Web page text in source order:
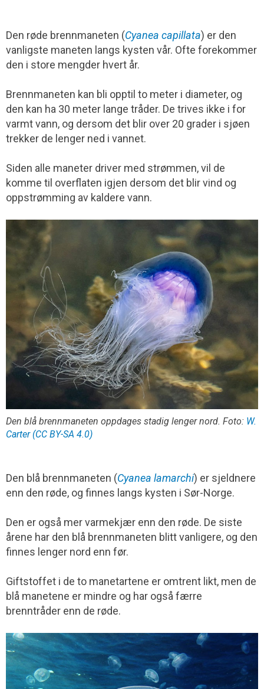
Den røde brennmaneten (Cyanea capillata) er den
vanligste maneten langs kysten vår. Ofte forekommer
den i store mengder hvert år.
Brennmaneten kan bli opptil to meter i diameter, og
den kan ha 30 meter lange tråder. De trives ikke i for
varmt vann, og dersom det blir over 20 grader i sjøen
trekker de lenger ned i vannet.
Siden alle maneter driver med strømmen, vil de
komme til overflaten igjen dersom det blir vind og
oppstrømming av kaldere vann.
Den blå brennmaneten oppdages stadig lenger nord. Foto: W.
Carter (CC BY-SA 4.0)
Den blå brennmaneten (Cyanea lamarchi) er sjeldnere
enn den røde, og finnes langs kysten i Sør-Norge.
Den er også mer varmekjær enn den røde. De siste
årene har den blå brennmaneten blitt vanligere, og den
finnes lenger nord enn før.
Giftstoffet i de to manetartene er omtrent likt, men de
blå manetene er mindre og har også færre
brenntråder enn de røde.